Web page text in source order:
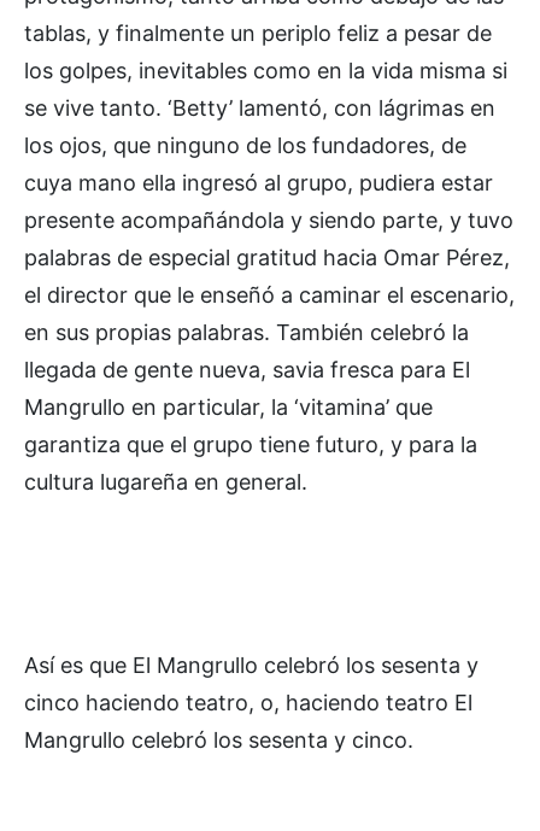
tablas, y finalmente un periplo feliz a pesar de
los golpes, inevitables como en la vida misma si
se vive tanto. ‘Betty’ lamentó, con lágrimas en
los ojos, que ninguno de los fundadores, de
cuya mano ella ingresó al grupo, pudiera estar
presente acompañándola y siendo parte, y tuvo
palabras de especial gratitud hacia Omar Pérez,
el director que le enseñó a caminar el escenario,
en sus propias palabras. También celebró la
llegada de gente nueva, savia fresca para El
Mangrullo en particular, la ‘vitamina’ que
garantiza que el grupo tiene futuro, y para la
cultura lugareña en general.
Así es que El Mangrullo celebró los sesenta y
cinco haciendo teatro, o, haciendo teatro El
Mangrullo celebró los sesenta y cinco.